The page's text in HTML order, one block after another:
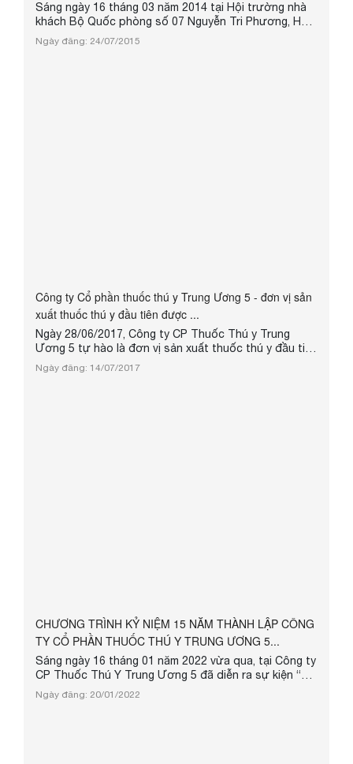
Sáng ngày 16 tháng 03 năm 2014 tại Hội trường nhà
khách Bộ Quốc phòng số 07 Nguyễn Tri Phương, Hà
Nội đã diễn ra lễ trao giải “Chất lượng Quốc gia, giải
thưởng chất lượng Quốc tế - Châu Á Thái Bình
Ngày đăng: 24/07/2015
Công ty Cổ phần thuốc thú y Trung Ương 5 - đơn vị sản
xuất thuốc thú y đầu tiên được ...
Ngày 28/06/2017, Công ty CP Thuốc Thú y Trung
Ương 5 tự hào là đơn vị sản xuất thuốc thú y đầu tiên
được Sở Khoa học và Công nghệ Hà Nội cấp giấy
“Chứng nhận Doanh nghiệp Khoa học và Công nghệ”.
Ngày đăng: 14/07/2017
CHƯƠNG TRÌNH KỶ NIỆM 15 NĂM THÀNH LẬP CÔNG
TY CỔ PHẦN THUỐC THÚ Y TRUNG ƯƠNG 5...
Sáng ngày 16 tháng 01 năm 2022 vừa qua, tại Công ty
CP Thuốc Thú Y Trung Ương 5 đã diễn ra sự kiện “Kỷ
niệm 15 năm thành lập công ty”. Tham gia sự kiện có
sự góp mặt của TS. Nguyễn Thị Hương Chủ tịch
Ngày đăng: 20/01/2022